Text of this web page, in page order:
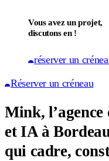
Vous avez un projet,
discutons en !
réserver un
Réserver un créneau
Mink, l’agence
et IA à
qui cadre,